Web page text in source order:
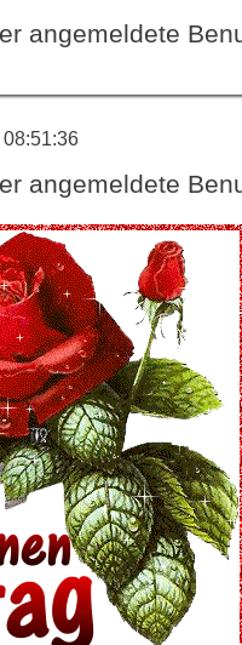
angemeldete
angemeldete